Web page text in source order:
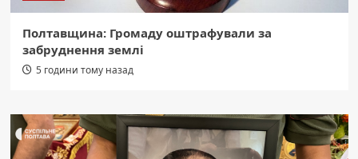
Полтавщина: Громаду оштрафували за
забруднення землі
5 години тому назад